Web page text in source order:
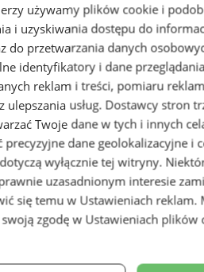
używamy plików cookie i
i uzyskiwania dostępu do
do przetwarzania danych
identyfikatory i dane
reklam i treści, pomiaru
ulepszania usług. Dostawcy stron
Twoje dane w tych i innych
dane geolokalizacyjne i
wyłącznie tej witryny.
uzasadnionym interesie
się temu w Ustawieniach reklam.
zgodę w Ustawieniach plików